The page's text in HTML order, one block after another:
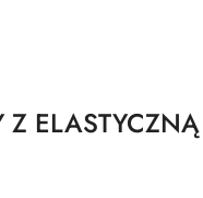
Z ELASTYCZNĄ